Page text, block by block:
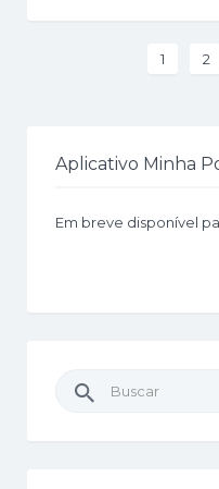
1 2
Aplicativo Minha
Em breve disponível
Buscar
por: